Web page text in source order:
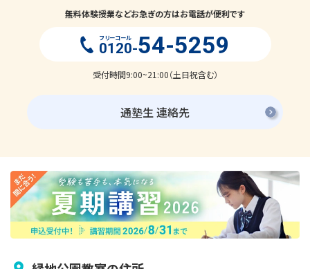
無料体験授業などお急ぎの方はお電話が便利です
フリーコール
0120-54-5259
受付時間9:00~21:00（土日祝含む）
通塾生 連絡先